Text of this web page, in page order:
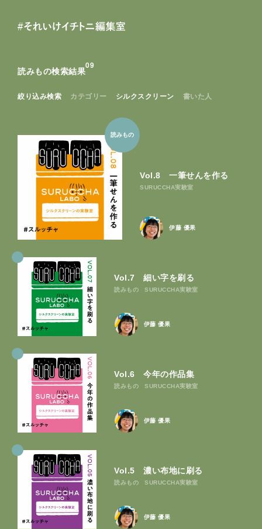
8
買
い
も
06
カ
読みもの検索結果
09
絞り込み検索 カテゴリー シルクスクリーン 書いた人
Vol.8 一筆せんを作る
SURUCCHA実験室
伊藤 優果
読みもの
Vol.7 細い字を刷る
読みもの SURUCCHA実験室
伊藤 優果
Vol.6 今年の作品集
読みもの SURUCCHA実験室
伊藤 優果
Vol.5 濃い布地に刷る
読みもの SURUCCHA実験室
伊藤 優果